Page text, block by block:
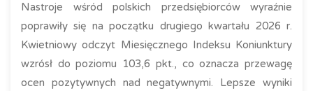
Nastroje wśród polskich przedsiębiorców wyraźnie
poprawiły się na początku drugiego kwartału 2026 r.
Kwietniowy odczyt Miesięcznego Indeksu Koniunktury
wzrósł do poziomu 103,6 pkt., co oznacza przewagę
ocen pozytywnych nad negatywnymi. Lepsze wyniki